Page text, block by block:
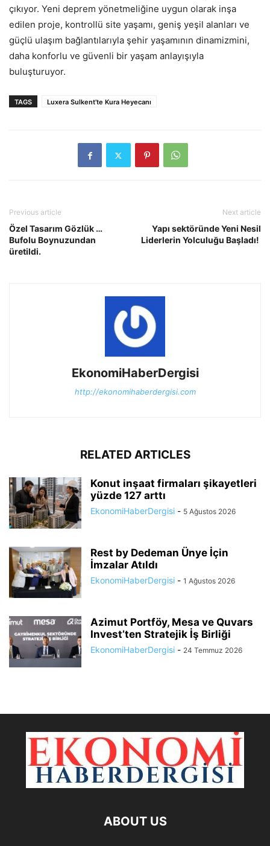
çıkıyor. Yeni deprem yönetmeliğine uygun olarak inşa
edilen proje, kontrollü site yaşamı, geniş yeşil alanları ve
güçlü ulaşım bağlantılarıyla şehir yaşamının dinamizmini,
daha konforlu ve güvenli bir yaşam anlayışıyla
buluşturuyor.
TAGS Luxera Sulkent’te Kura Heyecanı
Previous article
Özel Tasarım Gözlük …
Bufolu Boynuzundan
üretildi.
Next article
Yapı sektöründe Yeni Nesil
Liderlerin Yolculuğu Başladı!
EkonomiHaberDergisi
http://ekonomihaberdergisi.com
RELATED ARTICLES
Konut inşaat firmaları şikayetleri
yüzde 127 arttı
EkonomiHaberDergisi - 5 Ağustos 2026
Rest by Dedeman Ünye İçin
İmzalar Atıldı
EkonomiHaberDergisi - 1 Ağustos 2026
Azimut Portföy, Mesa ve Quvars
Invest’ten Stratejik İş Birliği
EkonomiHaberDergisi - 24 Temmuz 2026
ABOUT US